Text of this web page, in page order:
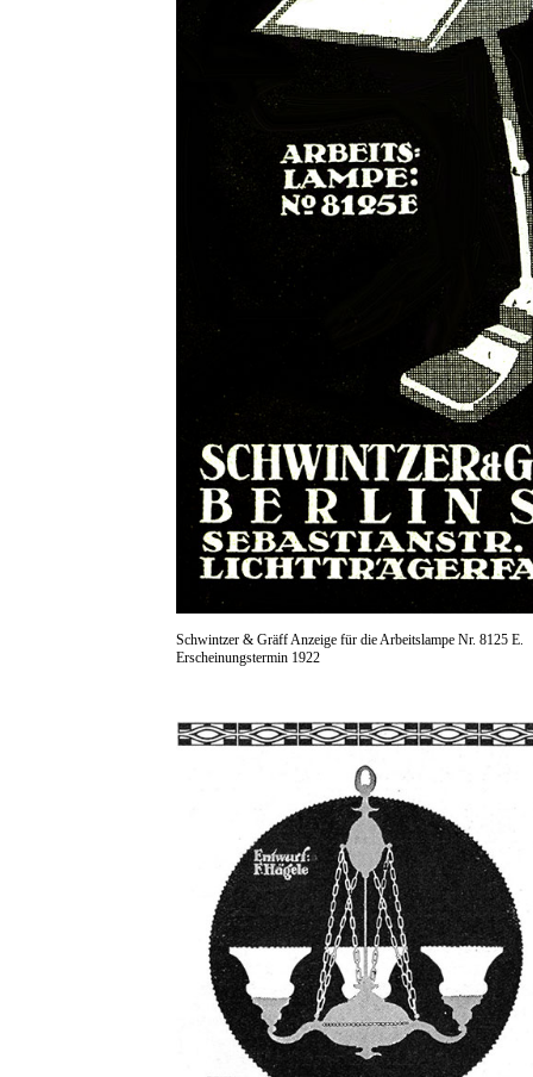
Schwintzer & Gräff Anzeige für die Arbeitslampe Nr. 8125 E.
Erscheinungstermin 1922